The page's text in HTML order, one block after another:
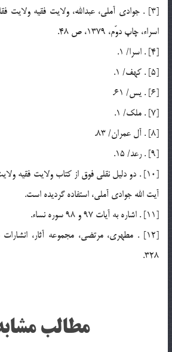
[3] . جوادي آملي، عبدالله، ولايت فقيه ولايت
اسراء، چاپ دوّم، 1379، ص 48.
[4] . اسرا/ 1.
[5] . كهف/ 1.
[6] . يس/ 61.
[7] . ملك/ 1.
[8] . آل عمران/ 83.
[9] . رعد/ 15.
[10] . دو دليل نقلي فوق از كتاب ولايت فقيه
آيت الله جوادي آملي، استفاده گرديده است.
[11] . اشاره به آيات 97 و 98 سوره نساء.
328.
مطالب